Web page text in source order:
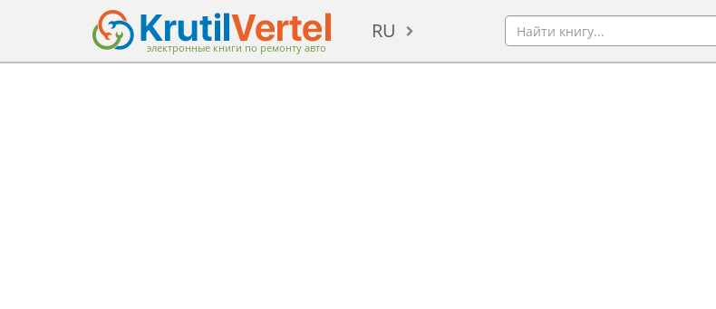
электронные книги по ремонту авто
RU